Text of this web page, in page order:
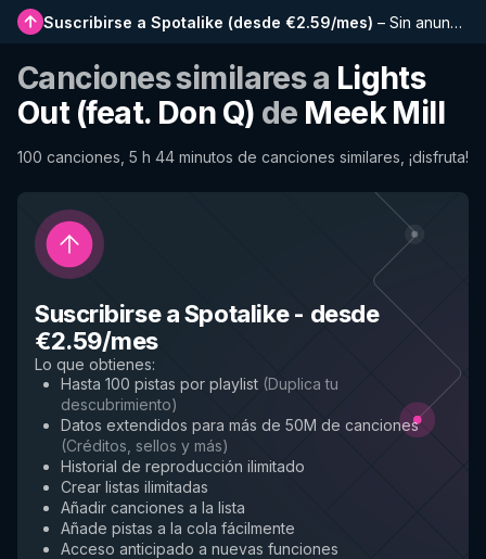
Suscribirse a Spotalike (desde €2.59/mes) – Sin anuncios, listas más largas, historial completo y acceso anticipado a nuevas funciones
Canciones similares a Lights
Out (feat. Don Q) de Meek Mill
100 canciones, 5 h 44 minutos de canciones similares, ¡disfruta!
Suscribirse a Spotalike- desde
€2.59/mes
Lo que obtienes:
Hasta 100 pistas por playlist (Duplica tu
descubrimiento)
Datos extendidos para más de 50M de canciones
(Créditos, sellos y más)
Historial de reproducción ilimitado
Crear listas ilimitadas
Añadir canciones a la lista
Añade pistas a la cola fácilmente
Acceso anticipado a nuevas funciones